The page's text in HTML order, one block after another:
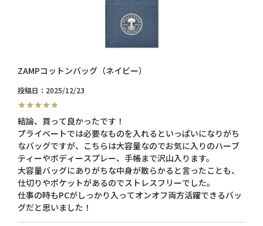
ZAMPコットンバッグ（ネイビー）
投稿日 2025/12/23
結論、買って良かったです！
プライベートでは必要なものを入れるといっぱいになりがち
なバッグですが、こちらは大容量なのでお気に入りのハーブ
ティーやボディースプレー、手帳まで沢山入ります。
大容量バッグにありがちな中身が散らかると言ったことも、
仕切りやポケットがあるのでストレスフリーでした。
仕事の時もPCがしっかり入ってオンオフ両方活躍できるバッ
グだと思いました！